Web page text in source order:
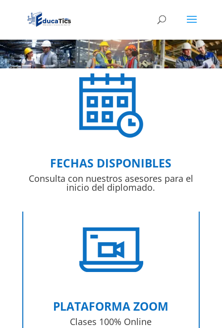
FECHAS DISPONIBLES
Consulta con nuestros asesores para el
inicio del diplomado.
PLATAFORMA ZOOM
Clases 100% Online